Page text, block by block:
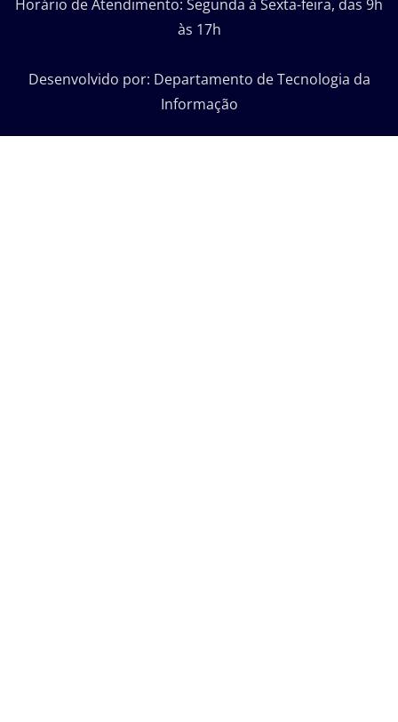
Horário de Atendimento: Segunda à Sexta-feira, das 9h
às 17h
Desenvolvido por: Departamento de Tecnologia da
Informação